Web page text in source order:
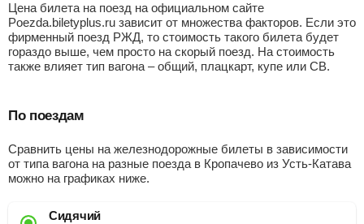
Цена билета на поезд на официальном сайте
Poezda.biletyplus.ru зависит от множества факторов. Если это
фирменный поезд РЖД, то стоимость такого билета будет
гораздо выше, чем просто на скорый поезд. На стоимость
также влияет тип вагона – общий, плацкарт, купе или СВ.
По поездам
Сравнить цены на железнодорожные билеты в зависимости
от типа вагона на разные поезда в Кропачево из Усть-Катава
можно на графиках ниже.
Сидячий